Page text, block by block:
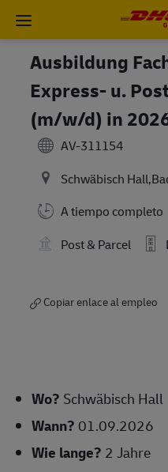
Skip to
Ausbildung
Express- u.
(m/w/d) in
AV-311154
Schwäbisch
A tiempo completo
Post & Parcel
Copiar enlace al empleo
Wo? Schwäbisch Hall
Wann? 01.09.2026
Wie lange? 2 Jahre